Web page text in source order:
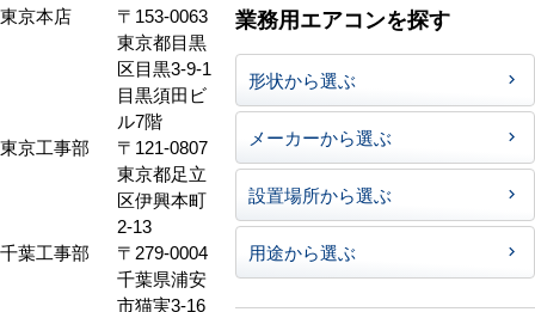
東京本店
〒153-0063
東京都目黒
区目黒3-9-1
目黒須田ビ
ル7階
東京工事部
〒121-0807
東京都足立
区伊興本町
2-13
千葉工事部
〒279-0004
千葉県浦安
市猫実3-16
業務用エアコンを探す
形状から選ぶ
メーカーから選ぶ
設置場所から選ぶ
用途から選ぶ